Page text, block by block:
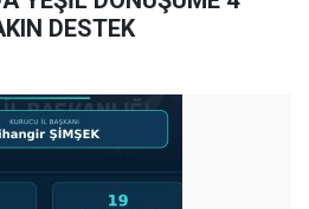
DESTEK